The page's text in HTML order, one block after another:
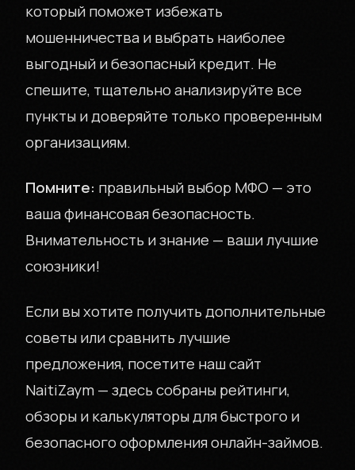
который поможет избежать
мошенничества и выбрать наиболее
выгодный и безопасный кредит. Не
спешите, тщательно анализируйте все
пункты и доверяйте только проверенным
организациям.
Помните: правильный выбор МФО — это
ваша финансовая безопасность.
Внимательность и знание — ваши лучшие
союзники!
Если вы хотите получить дополнительные
советы или сравнить лучшие
предложения, посетите наш сайт
NaitiZaym — здесь собраны рейтинги,
обзоры и калькуляторы для быстрого и
безопасного оформления онлайн-займов.